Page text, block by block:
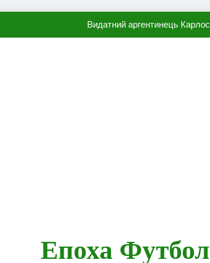
Видатний аргентинець
Епоха